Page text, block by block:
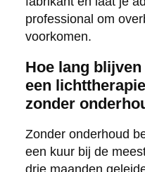
professional om
voorkomen.
Hoe lang
een
zonder
Zonder onderhoud
een kuur bij de